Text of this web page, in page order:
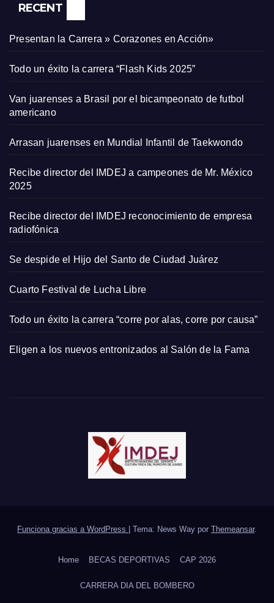
RECENT
Presentan la Carrera » Corazones en Acción»
Todo un éxito la carrera “Flash Kids 2025”
Van juarenses a Brasil por el bicampeonato de futbol
americano
Arrasan juarenses en Mundial Infantil de Taekwondo
Recibe director del IMDEJ a campeones de Mr. México
2025
Recibe director del IMDEJ reconocimiento de empresa
radiofónica
Se despide el Hijo del Santo de Ciudad Juárez
Cuarto Festival de Lucha Libre
Todo un éxito la carrera “corre por alas, corre por causa”
Eligen a los nuevos entronizados al Salón de la Fama
Funciona gracias a WordPress Tema: News Way por Themeansar.
Home BECAS DEPORTIVAS CAP 2026
CARRERA DIA DEL BOMBERO